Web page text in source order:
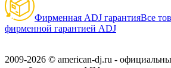
Фирменная ADJ гарантияВсе
фирменной гарантией ADJ
2009-2026 © american-dj.ru -